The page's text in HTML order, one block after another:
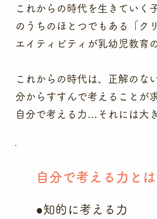
これからの時代を生きていく
のうちのほとつでもある「ク
エイティビティが乳幼児教育
これからの時代は、正解のな
分からすすんで考えることが
自分で考える力…それには大
自分で考える力と
​●知的に考える力